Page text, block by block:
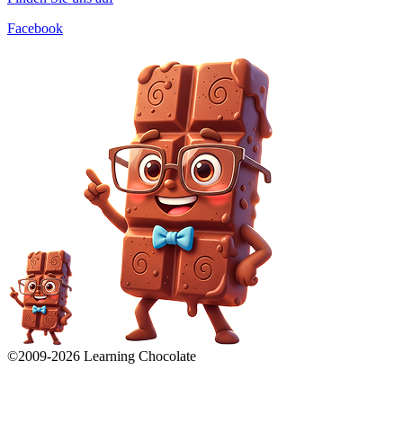
Facebook
©2009-2026 Learning Chocolate